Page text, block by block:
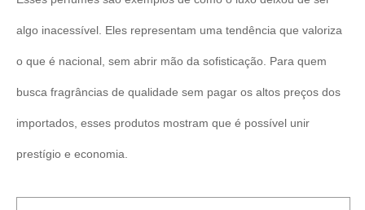
algo inacessível. Eles representam uma tendência que valoriza
o que é nacional, sem abrir mão da sofisticação. Para quem
busca fragrâncias de qualidade sem pagar os altos preços dos
importados, esses produtos mostram que é possível unir
prestígio e economia.